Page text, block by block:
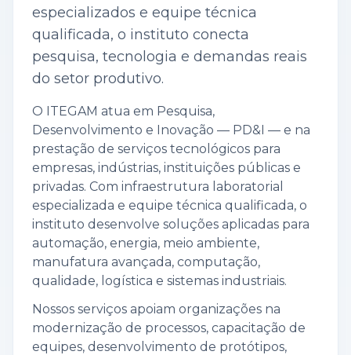
especializados e equipe técnica
qualificada, o instituto conecta
pesquisa, tecnologia e demandas reais
do setor produtivo.
O ITEGAM atua em Pesquisa,
Desenvolvimento e Inovação — PD&I — e na
prestação de serviços tecnológicos para
empresas, indústrias, instituições públicas e
privadas. Com infraestrutura laboratorial
especializada e equipe técnica qualificada, o
instituto desenvolve soluções aplicadas para
automação, energia, meio ambiente,
manufatura avançada, computação,
qualidade, logística e sistemas industriais.
Nossos serviços apoiam organizações na
modernização de processos, capacitação de
equipes, desenvolvimento de protótipos,